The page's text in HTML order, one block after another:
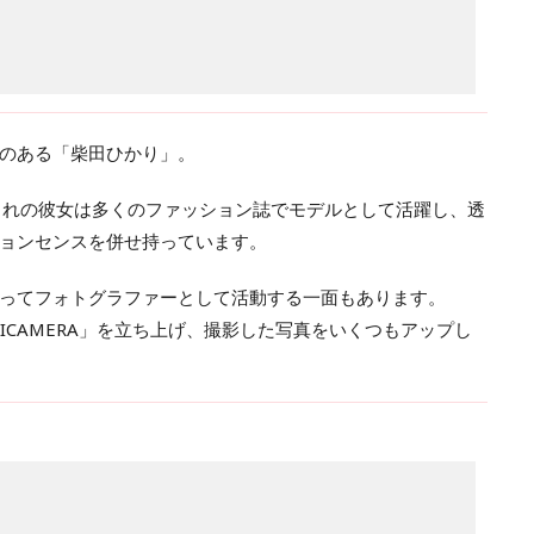
ある「柴田ひかり」。
の彼女は多くのファッション誌でモデルとして活躍し、透
ンセンスを併せ持っています。
てフォトグラファーとして活動する一面もあります。
」を立ち上げ、撮影した写真をいくつもアップし